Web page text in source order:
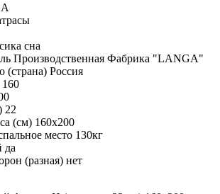
сна
Производственная Фабрика "LANGA"
(страна) Россия
160
22
(см) 160х200
место 130кг
да
(разная) нет